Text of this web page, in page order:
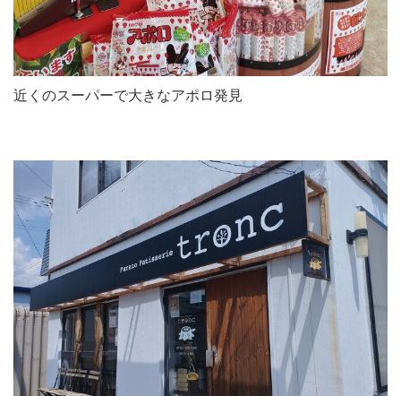
近くのスーパーで大きなアポロ発見